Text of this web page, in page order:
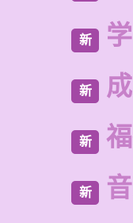
新
新
新
新